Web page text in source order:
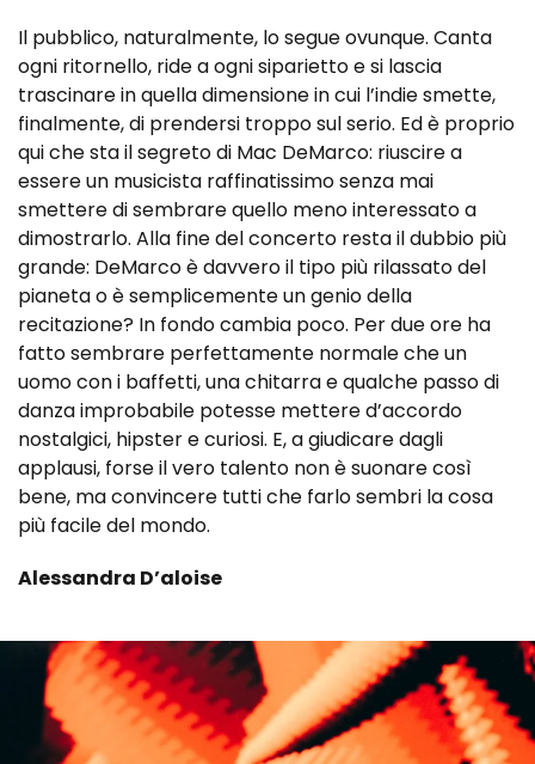
Il pubblico, naturalmente, lo segue ovunque. Canta
ogni ritornello, ride a ogni siparietto e si lascia
trascinare in quella dimensione in cui l’indie smette,
finalmente, di prendersi troppo sul serio. Ed è proprio
qui che sta il segreto di Mac DeMarco: riuscire a
essere un musicista raffinatissimo senza mai
smettere di sembrare quello meno interessato a
dimostrarlo. Alla fine del concerto resta il dubbio più
grande: DeMarco è davvero il tipo più rilassato del
pianeta o è semplicemente un genio della
recitazione? In fondo cambia poco. Per due ore ha
fatto sembrare perfettamente normale che un
uomo con i baffetti, una chitarra e qualche passo di
danza improbabile potesse mettere d’accordo
nostalgici, hipster e curiosi. E, a giudicare dagli
applausi, forse il vero talento non è suonare così
bene, ma convincere tutti che farlo sembri la cosa
più facile del mondo.
Alessandra D’aloise